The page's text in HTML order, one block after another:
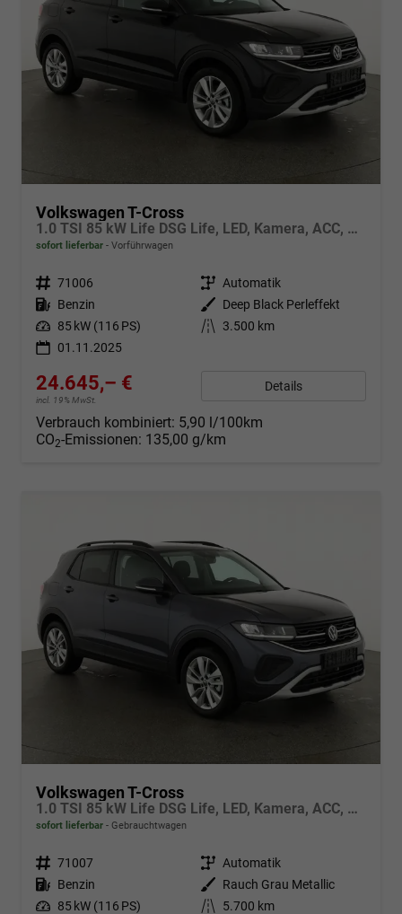
Volkswagen T-Cross
1.0 TSI 85 kW Life DSG Life, LED, Kamera, ACC, Side, Winter, 17-Zoll, 3-J. Garantie
sofort lieferbar Vorführwagen
Fahrzeugnr. 71006 Getriebe Automatik
Kraftstoff Benzin Außenfarbe
Deep Black Perleffekt
Leistung 85 kW (116 PS) Kilometerstand
3.500 km
01.11.2025
24.645,– €
incl. 19% MwSt.
Details
Verbrauch kombiniert: 5,90 l/100km
CO2-Emissionen: 135,00 g/km
Volkswagen T-Cross
1.0 TSI 85 kW Life DSG Life, LED, Kamera, ACC, Side, Winter, 17-Zoll, 3-J. Garantie
sofort lieferbar Gebrauchtwagen
Fahrzeugnr. 71007 Getriebe Automatik
Kraftstoff Benzin Außenfarbe
Rauch Grau Metallic
Leistung 85 kW (116 PS) Kilometerstand
5.700 km